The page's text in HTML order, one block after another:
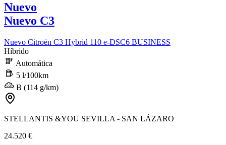
Nuevo
Nuevo C3
Nuevo Citroën C3 Hybrid 110 e-DSC6 BUSINESS
Híbrido
Automática
5 l/100km
B (114 g/km)
STELLANTIS &YOU SEVILLA - SAN LÁZARO
24.520 €